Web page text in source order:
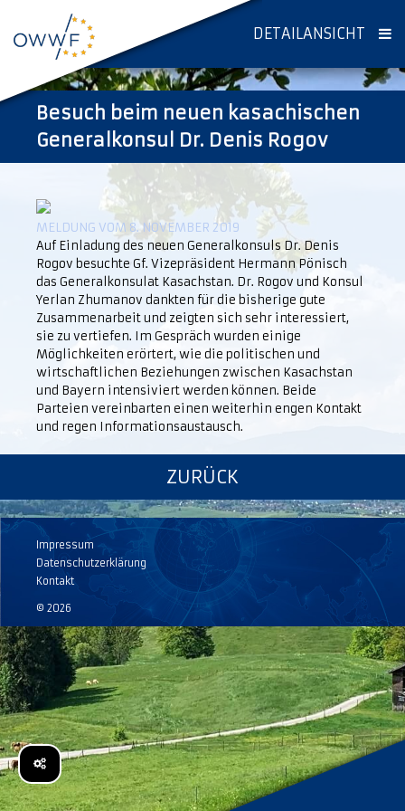
DETAILANSICHT
Besuch beim neuen kasachischen
Generalkonsul Dr. Denis Rogov
MELDUNG VOM 8. NOVEMBER 2019
Auf Einladung des neuen Generalkonsuls Dr. Denis
Rogov besuchte Gf. Vizepräsident Hermann Pönisch
das Generalkonsulat Kasachstan. Dr. Rogov und Konsul
Yerlan Zhumanov dankten für die bisherige gute
Zusammenarbeit und zeigten sich sehr interessiert,
sie zu vertiefen. Im Gespräch wurden einige
Möglichkeiten erörtert, wie die politischen und
wirtschaftlichen Beziehungen zwischen Kasachstan
und Bayern intensiviert werden können. Beide
Parteien vereinbarten einen weiterhin engen Kontakt
und regen Informationsaustausch.
ZURÜCK
Impressum
Datenschutzerklärung
Kontakt
© 2026